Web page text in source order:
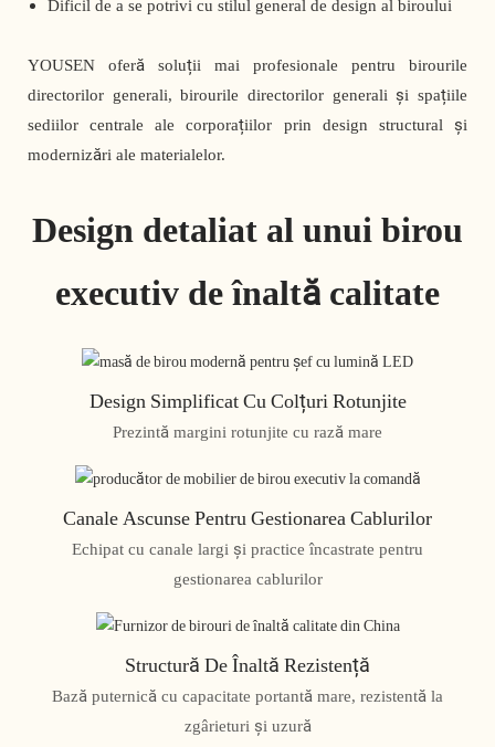
Dificil de a se potrivi cu stilul general de design al biroului
YOUSEN oferă soluții mai profesionale pentru birourile
directorilor generali, birourile directorilor generali și spațiile
sediilor centrale ale corporațiilor prin design structural și
modernizări ale materialelor.
Design detaliat al unui birou
executiv de înaltă calitate
Design Simplificat Cu Colțuri Rotunjite
Prezintă margini rotunjite cu rază mare
Canale Ascunse Pentru Gestionarea Cablurilor
Echipat cu canale largi și practice încastrate pentru
gestionarea cablurilor
Structură De Înaltă Rezistență
Bază puternică cu capacitate portantă mare, rezistentă la
zgârieturi și uzură